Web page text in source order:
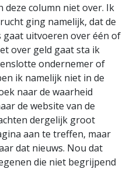
deze column niet over. Ik
ging namelijk, dat de
gaat uitvoeren over één of
over geld gaat sta ik
ondernemer of
ik namelijk niet in de
naar de waarheid
de website van de
dergelijk groot
aan te treffen, maar
dat nieuws. Nou dat
die niet begrijpend